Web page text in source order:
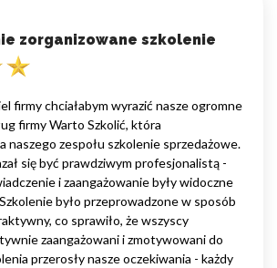
zorganizowane szkolenie
firmy chciałabym wyrazić nasze ogromne
firmy Warto Szkolić, która
naszego zespołu szkolenie sprzedażowe.
się być prawdziwym profesjonalistą -
i zaangażowanie były widoczne
było przeprowadzone w sposób
co sprawiło, że wszyscy
zaangażowani i zmotywowani do
przerosły nasze oczekiwania - każdy